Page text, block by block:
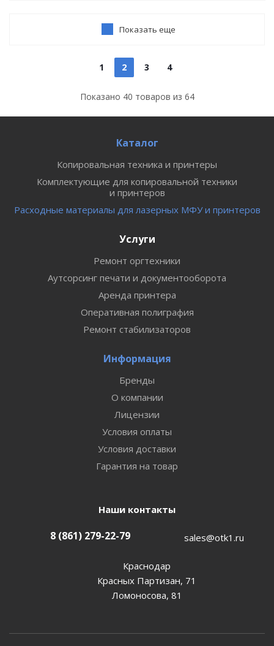
Показать еще
1 2 3 4
Показано 40 товаров из 64
Каталог
Копировальная техника и принтеры
Комплектующие для копировальной техники
и принтеров
Расходные материалы для лазерных МФУ и принтеров
Услуги
Ремонт оргтехники
Аутсорсинг печати и документооборота
Аренда принтера
Оперативная полиграфия
Ремонт стабилизаторов
Информация
Бренды
О компании
Лицензии
Условия оплаты
Условия доставки
Гарантия на товар
Наши контакты
8 (861) 279-22-79 sales@otk1.ru
Краснодар
Красных Партизан, 71
Ломоносова, 81